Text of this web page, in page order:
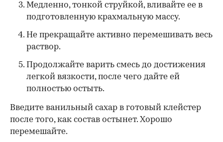
Медленно, тонкой струйкой, вливайте ее в
подготовленную крахмальную массу.
Не прекращайте активно перемешивать весь
раствор.
Продолжайте варить смесь до достижения
легкой вязкости, после чего дайте ей
полностью остыть.
Введите ванильный сахар в готовый клейстер
после того, как состав остынет. Хорошо
перемешайте.